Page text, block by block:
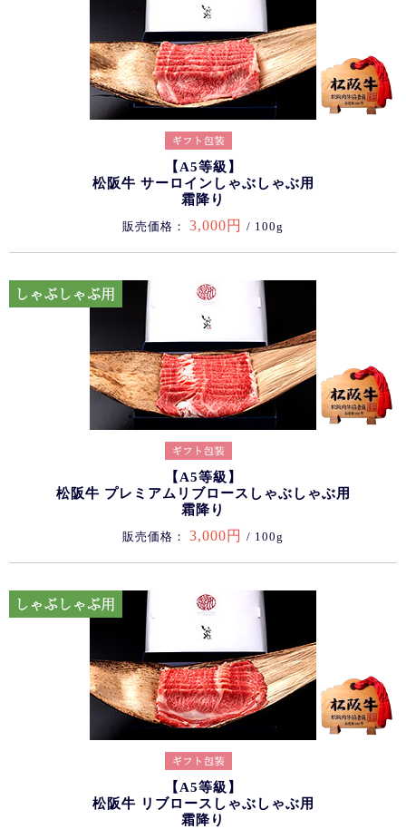
【A5等級】
松阪牛 サーロインしゃぶしゃぶ用
霜降り
販売価格： 3,000円 / 100g
【A5等級】
松阪牛 プレミアムリブロースしゃぶしゃぶ用
霜降り
販売価格： 3,000円 / 100g
【A5等級】
松阪牛 リブロースしゃぶしゃぶ用
霜降り